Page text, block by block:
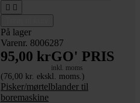
 
På lager
Varenr. 8006287
95,00 krGO' PRIS
inkl. moms
(76,00 kr. ekskl. moms.)
Pisker/mørtelblander til
boremaskine